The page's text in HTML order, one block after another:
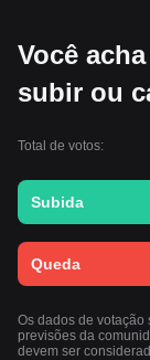
Você
subir ou
Total de votos:
Subida
Queda
Os dados de votação
previsões da
devem ser